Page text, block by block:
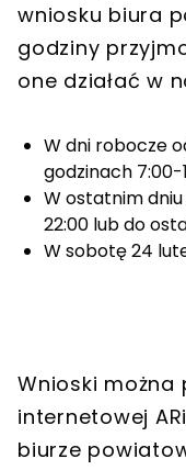
wniosku biura
godziny
one działać w
W dni robocze
godzinach 7:00-
W ostatnim
22:00 lub do
W sobotę 24
Wnioski
internetowej
biurze